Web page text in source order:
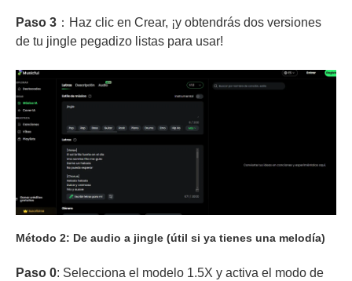
Paso 3 ：Haz clic en Crear, ¡y obtendrás dos versiones
de tu jingle pegadizo listas para usar!
Método 2: De audio a jingle (útil si ya tienes una melodía)
Paso 0: Selecciona el modelo 1.5X y activa el modo de